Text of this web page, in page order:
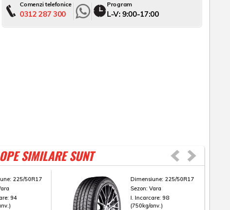
Comenzi telefonice
0312 287 300
Program
L-V: 9:00-17:00
SIMILARE SUNT
225/50R17
94
Dimensiune: 225/50R17
Sezon:Vara
I. Incarcare:98
(750kg/anv.)